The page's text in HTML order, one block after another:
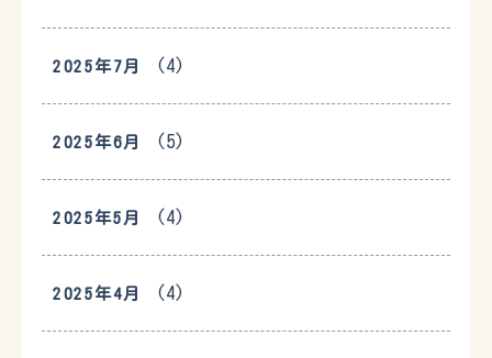
2025年7月 (4)
2025年6月 (5)
2025年5月 (4)
2025年4月 (4)